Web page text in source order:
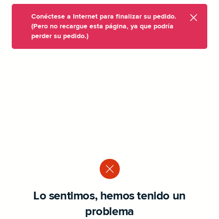
Conéctese a Internet para finalizar su pedido.
(Pero no recargue esta página, ya que podría
perder su pedido.)
Lo sentimos, hemos tenido un
problema